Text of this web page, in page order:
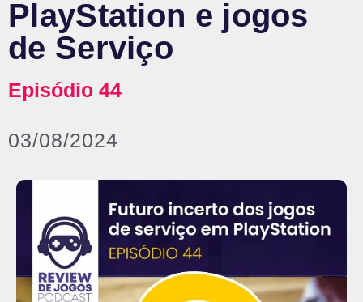
PlayStation e jogos
de Serviço
Episódio 44
03/08/2024